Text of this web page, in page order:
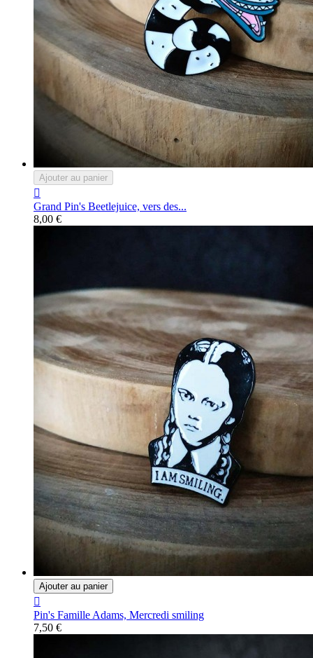
Ajouter au panier

Grand Pin's Beetlejuice, vers des...
8,00 €
Ajouter au panier

Pin's Famille Adams, Mercredi smiling
7,50 €